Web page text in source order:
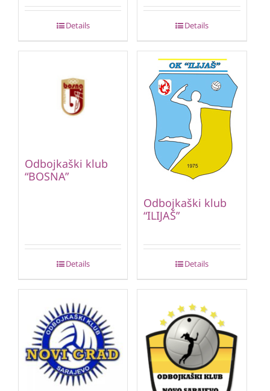
Details Details
Odbojkaški klub
“BOSNA”
Details
Odbojkaški klub
“ILIJAŠ”
Details